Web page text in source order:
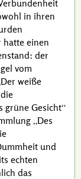
in ihren
hatte einen
der
vom
Der weiße
grüne Gesicht
Des
und
echten
das